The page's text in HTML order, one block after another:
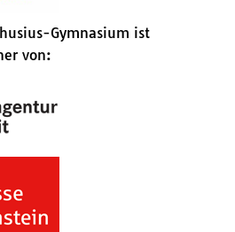
Gymnasium ist
von: